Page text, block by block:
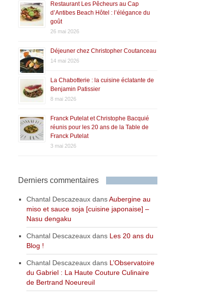
Restaurant Les Pêcheurs au Cap
d’Antibes Beach Hôtel : l’élégance du
goût
26 mai 2026
Déjeuner chez Christopher Coutanceau
14 mai 2026
La Chabotterie : la cuisine éclatante de
Benjamin Patissier
8 mai 2026
Franck Putelat et Christophe Bacquié
réunis pour les 20 ans de la Table de
Franck Putelat
3 mai 2026
Derniers commentaires
Chantal Descazeaux dansAubergine au
miso et sauce soja [cuisine japonaise] –
Nasu dengaku
Chantal Descazeaux dans Les 20 ans du
Blog !
Chantal Descazeaux dans L’Observatoire
du Gabriel : La Haute Couture Culinaire
de Bertrand Noeureuil